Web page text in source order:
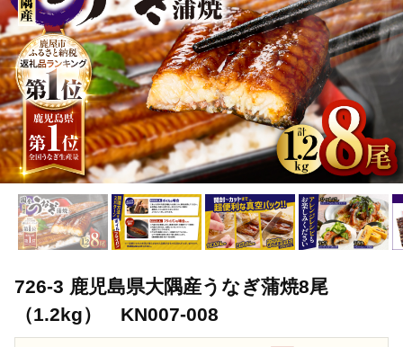
TOP 加工食品 惣菜・レトルト 726-3 鹿児島県大隅産うな
TOP 加工食品 惣菜・レトルト ほかの惣菜 726-3 鹿
726-3 鹿児島県大隅産うなぎ蒲焼8尾
（1.2kg） KN007-008